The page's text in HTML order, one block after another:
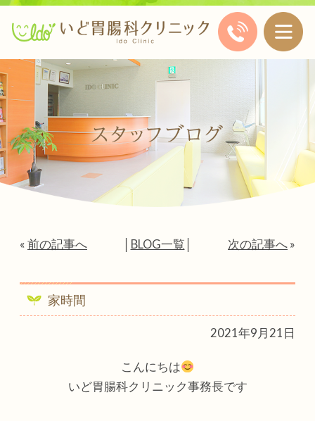
« 前の記事へ BLOG一覧 次の記事へ »
家時間
2021年9月21日
こんにちは
いど胃腸科クリニック事務長です